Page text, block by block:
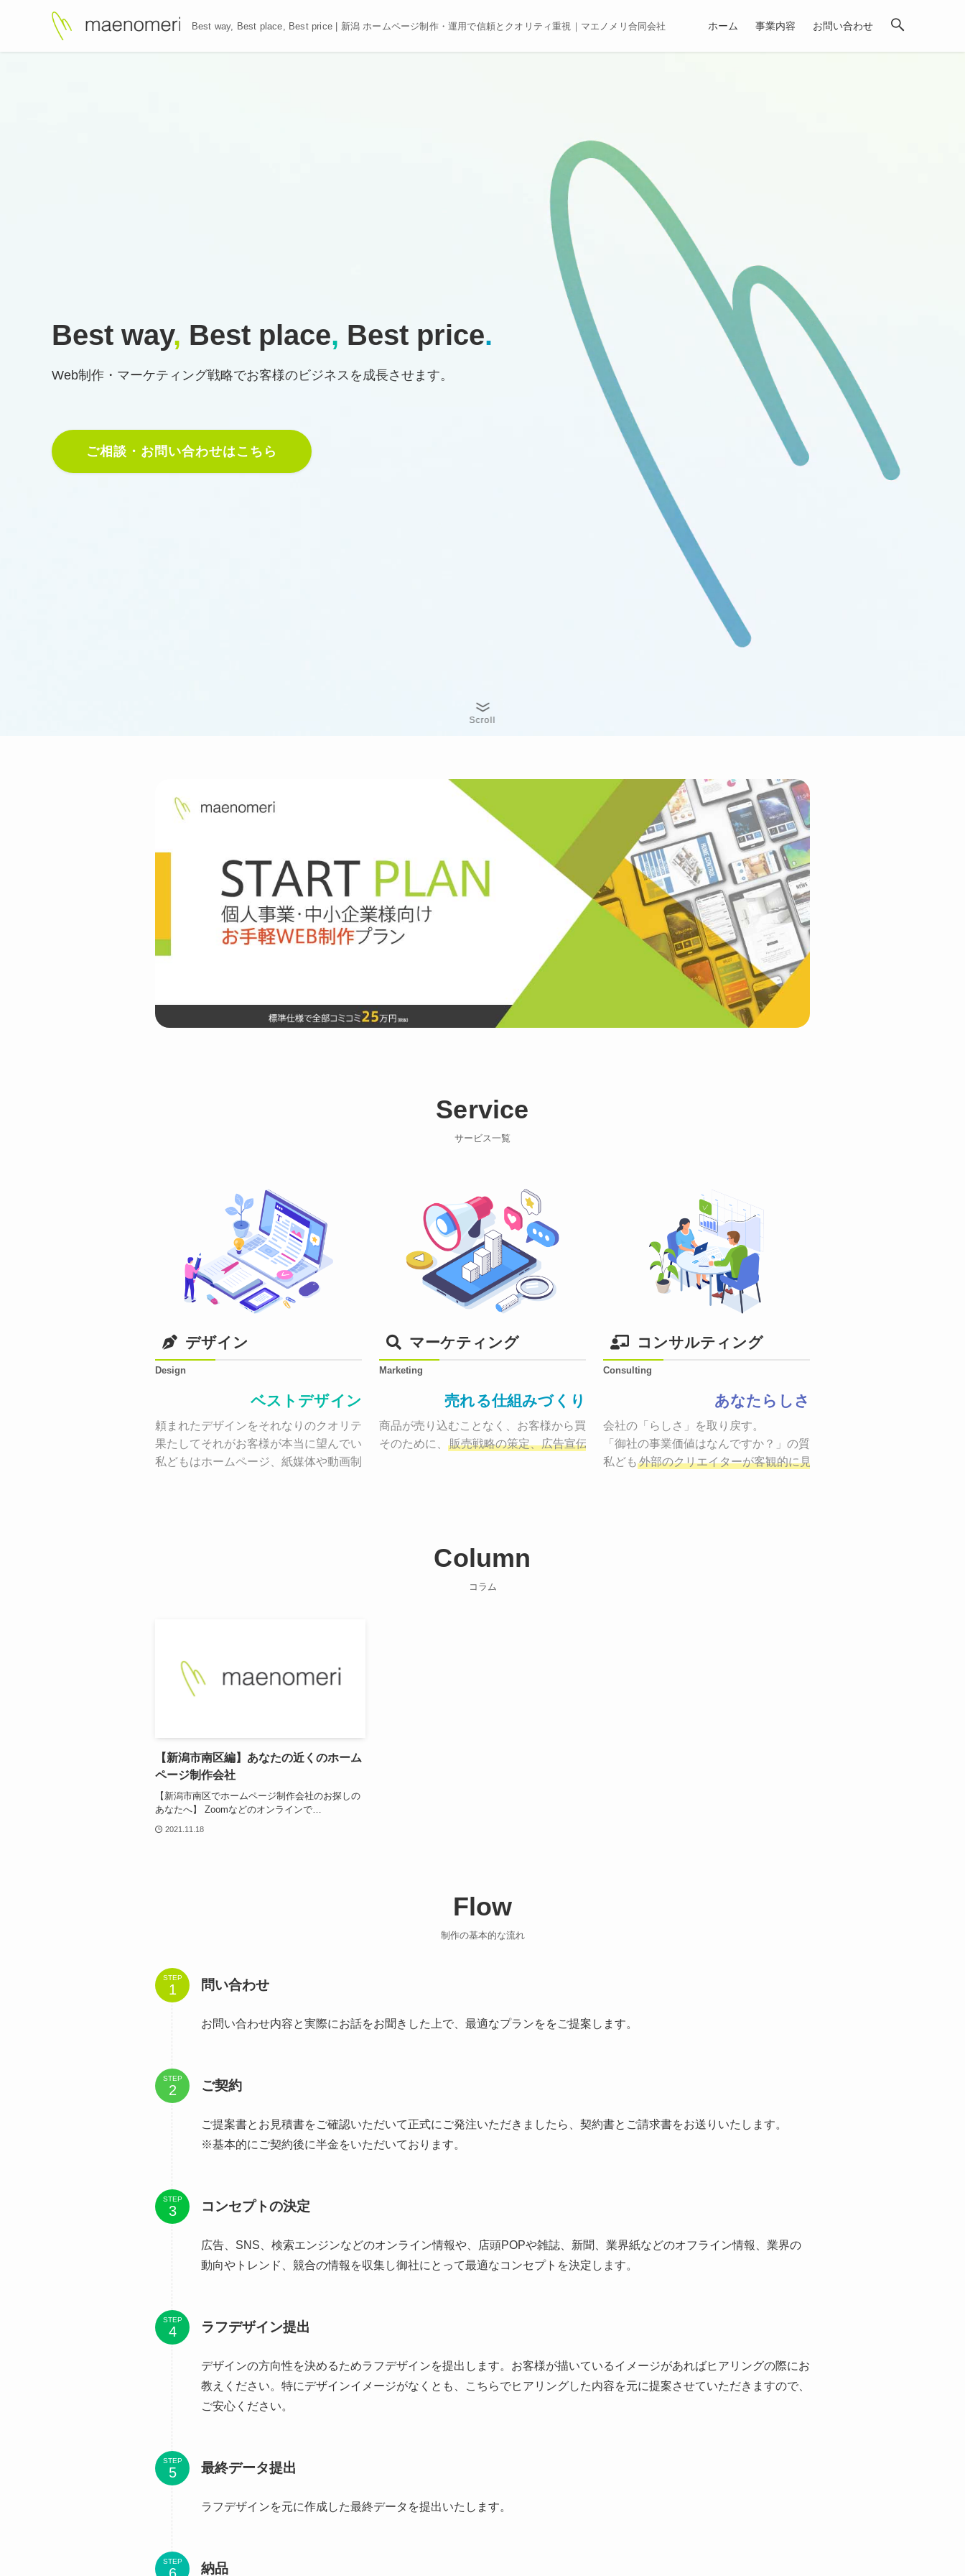
Best way, Best place, Best price | 新潟 ホームページ制作・運用で信頼とクオリティ重視｜マエノメリ合同会社 ホーム 事業内容 お問い合わせ
Best way, Best place, Best price.
Web制作・マーケティング戦略でお客様のビジネスを成長させます。
ご相談・お問い合わせはこちら
Scroll
Service
サービス一覧
デザイン
Design
ベストデザイン
頼まれたデザインをそれなりのクオリティーで作り納品する。
果たしてそれがお客様が本当に望んでいた、デザインのゴールでしょうか。
私どもはホームページ、紙媒体や動画制作まで
お客様のサービスを適した場所へ届けるために、適切な方法を企画しご提案いたします。
マーケティング
Marketing
売れる仕組みづくり
商品が売り込むことなく、お客様から買いたくなる状態をつくるために、適した場所へ適切なターゲットに向け
そのために、
販売戦略の策定、広告宣伝に効果検証までの一連のプロセスを考え実行・検証・修正
コンサルティング
Consulting
あなたらしさ
会社の「らしさ」を取り戻す。
「御社の事業価値はなんですか？」の質問に答えることはできるでし
私ども 外部のクリエイターが客観的に見ながら最終的な絵を描き、
Column
コラム
【新潟市南区編】あなたの近くのホーム
ページ制作会社
【新潟市南区でホームページ制作会社のお探しの
あなたへ】 Zoomなどのオンラインで…
2021.11.18
Flow
制作の基本的な流れ
STEP 問い合わせ
お問い合わせ内容と実際にお話をお聞きした上で、最適なプランををご提案します。
STEP ご契約
ご提案書とお見積書をご確認いただいて正式にご発注いただきましたら、契約書とご請求書をお送りいたします。
※基本的にご契約後に半金をいただいております。
STEP コンセプトの決定
広告、SNS、検索エンジンなどのオンライン情報や、店頭POPや雑誌、新聞、業界紙などのオフライン情報、業界の
動向やトレンド、競合の情報を収集し御社にとって最適なコンセプトを決定します。
STEP ラフデザイン提出
デザインの方向性を決めるためラフデザインを提出します。お客様が描いているイメージがあればヒアリングの際にお
教えください。特にデザインイメージがなくとも、こちらでヒアリングした内容を元に提案させていただきますので、
ご安心ください。
STEP 最終データ提出
ラフデザインを元に作成した最終データを提出いたします。
STEP 納品